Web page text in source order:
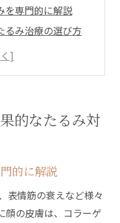
を専門的に解説
るみ治療の選び方
の生活習慣ポイント
プローチを解説
確に見極める方法
ドバイスと実例
大化するポイント
セリングの受け方
的なたるみ対
的に解説
表情筋の衰えなど様々
顔の皮膚は、コラーゲ